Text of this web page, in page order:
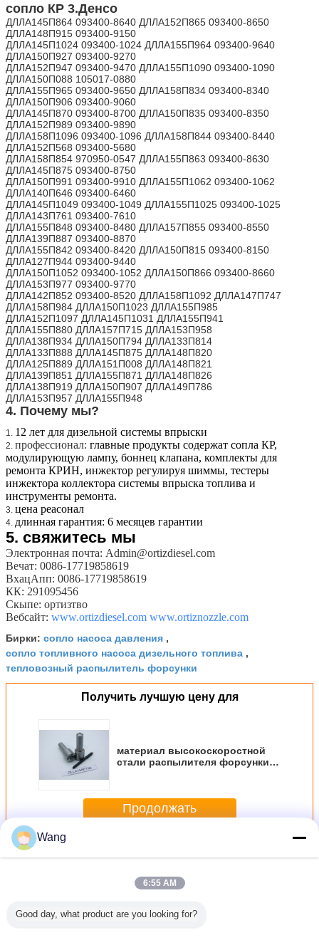
сопло КР 3.Денсо
ДЛЛА145П864 093400-8640 ДЛЛА152П865 093400-8650
ДЛЛА148П915 093400-9150
ДЛЛА145П1024 093400-1024 ДЛЛА155П964 093400-9640
ДЛЛА150П927 093400-9270
ДЛЛА152П947 093400-9470 ДЛЛА155П1090 093400-1090
ДЛЛА150П088 105017-0880
ДЛЛА155П965 093400-9650 ДЛЛА158П834 093400-8340
ДЛЛА150П906 093400-9060
ДЛЛА145П870 093400-8700 ДЛЛА150П835 093400-8350
ДЛЛА152П989 093400-9890
ДЛЛА158П1096 093400-1096 ДЛЛА158П844 093400-8440
ДЛЛА152П568 093400-5680
ДЛЛА158П854 970950-0547 ДЛЛА155П863 093400-8630
ДЛЛА145П875 093400-8750
ДЛЛА150П991 093400-9910 ДЛЛА155П1062 093400-1062
ДЛЛА140П646 093400-6460
ДЛЛА145П1049 093400-1049 ДЛЛА155П1025 093400-1025
ДЛЛА143П761 093400-7610
ДЛЛА155П848 093400-8480 ДЛЛА157П855 093400-8550
ДЛЛА139П887 093400-8870
ДЛЛА155П842 093400-8420 ДЛЛА150П815 093400-8150
ДЛЛА127П944 093400-9440
ДЛЛА150П1052 093400-1052 ДЛЛА150П866 093400-8660
ДЛЛА153П977 093400-9770
ДЛЛА142П852 093400-8520 ДЛЛА158П1092 ДЛЛА147П747
ДЛЛА158П984 ДЛЛА150П1023 ДЛЛА155П985
ДЛЛА152П1097 ДЛЛА145П1031 ДЛЛА155П941
ДЛЛА155П880 ДЛЛА157П715 ДЛЛА153П958
ДЛЛА138П934 ДЛЛА150П794 ДЛЛА133П814
ДЛЛА133П888 ДЛЛА145П875 ДЛЛА148П820
ДЛЛА125П889 ДЛЛА151П008 ДЛЛА148П821
ДЛЛА139П851 ДЛЛА155П871 ДЛЛА148П826
ДЛЛА138П919 ДЛЛА150П907 ДЛЛА149П786
ДЛЛА153П957 ДЛЛА155П948
4. Почему мы?
1. 12 лет для дизельной системы впрыски
2. профессионал: главные продукты содержат сопла КР,
модулирующую лампу, боннец клапана, комплекты для
ремонта КРИН, инжектор регулируя шиммы, тестеры
инжектора коллектора системы впрыска топлива и
инструменты ремонта.
3. цена реасонал
4. длинная гарантия: 6 месяцев гарантии
5. свяжитесь мы
Электронная почта: Admin@ortizdiesel.com
Вечат: 0086-17719858619
ВхацАпп: 0086-17719858619
КК: 291095456
Скыпе: ортизтво
Вебсайт: www.ortizdiesel.com www.ortiznozzle.com
Бирки: сопло насоса давления ,
сопло топливного насоса дизельного топлива ,
тепловозный распылитель форсунки
Получить лучшую цену для
материал высокоскоростной
стали распылителя форсунки
Продолжать
Больше Распылитель форсунки Денсо
Wang
6:55 AM
Good day, what product are you looking for?